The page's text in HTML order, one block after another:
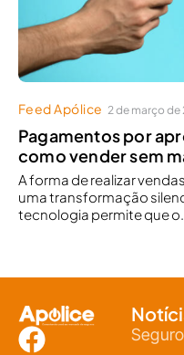
Feed Apólice 2 de março de
Pagamentos por
como vender sem
A forma de realizar
uma transformação
tecnologia permite que